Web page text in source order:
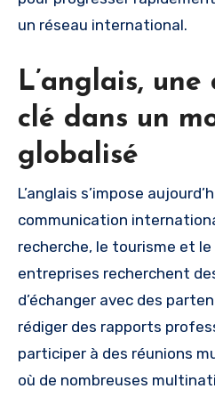
un réseau international.
L’anglais,
clé dans un
globalisé
L’anglais s’impose
communication
recherche, le tourisme et le
entreprises recherchent
d’échanger avec des
rédiger des rapports
participer à des réunions
où de nombreuses